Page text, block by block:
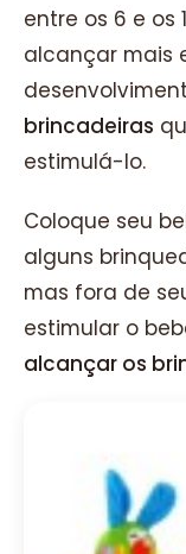
entre os 6 e os
alcançar mais
brincadeiras
estimulá-lo.
Coloque seu
alguns
mas fora de
estimular o
alcançar os